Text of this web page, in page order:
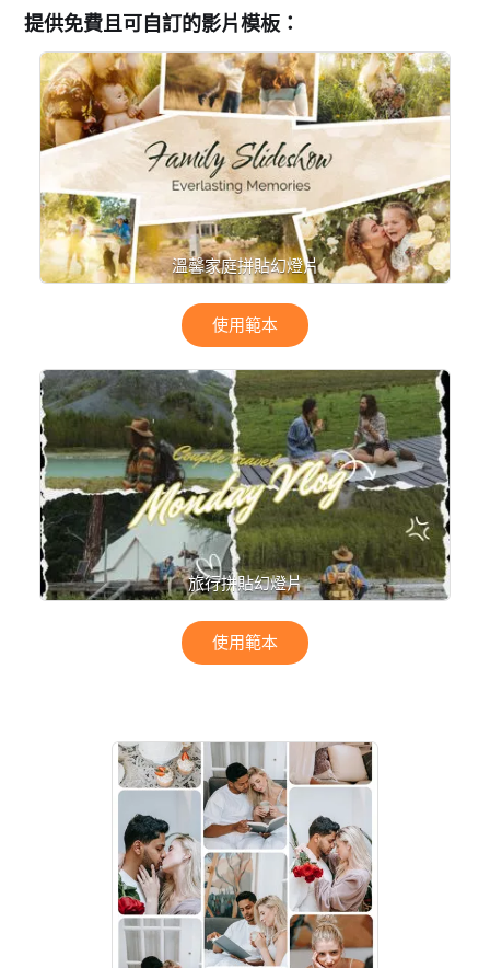
提供免費且可自訂的影片模板：
溫馨家庭拼貼幻燈片
使用範本
旅行拼貼幻燈片
使用範本